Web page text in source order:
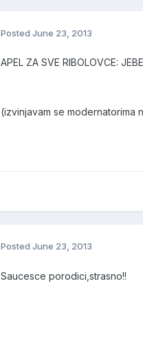
Posted June 23, 2013
APEL ZA SVE RIBOLOVCE:
(izvinjavam se modernatorima
Posted June 23, 2013
Saucesce porodici,strasno!!